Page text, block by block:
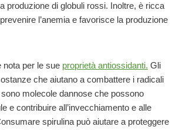
produzione di globuli rossi. Inoltre, è ricca
l’anemia e favorisce la produzione
nota per le sue proprietà antiossidanti. Gli
che aiutano a combattere i radicali
sono molecole dannose che possono
e contribuire all’invecchiamento e alle
spirulina può aiutare a proteggere